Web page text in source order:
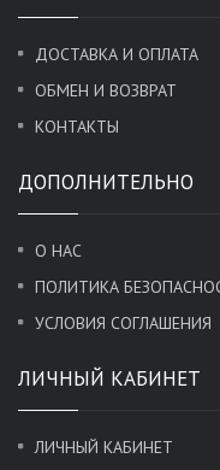
ДОСТАВКА И ОПЛАТА
ОБМЕН И ВОЗВРАТ
КОНТАКТЫ
ДОПОЛНИТЕЛЬНО
О НАС
ПОЛИТИКА
УСЛОВИЯ СОГЛАШЕНИЯ
ЛИЧНЫЙ КАБИНЕТ
ЛИЧНЫЙ КАБИНЕТ